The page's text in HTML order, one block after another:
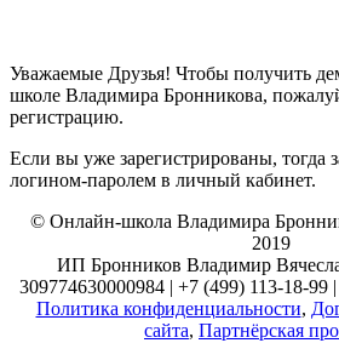
Уважаемые Друзья! Чтобы получить
школе Владимира Бронникова,
регистрацию.
Если вы уже зарегистрированы, тогда
логином-паролем в личный кабинет.
© Онлайн-школа Владимира
2019
ИП Бронников Владимир
309774630000984 | +7 (499) 113-18-99
Политика конфиденциальности,
сайта, Партнёрская